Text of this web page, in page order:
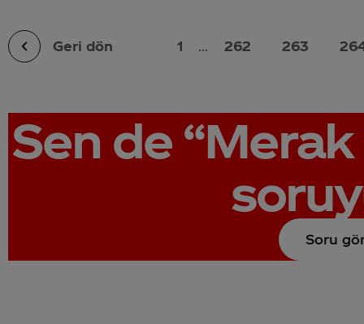
Geri dön 1 ... 262 263
Sen de
Soru